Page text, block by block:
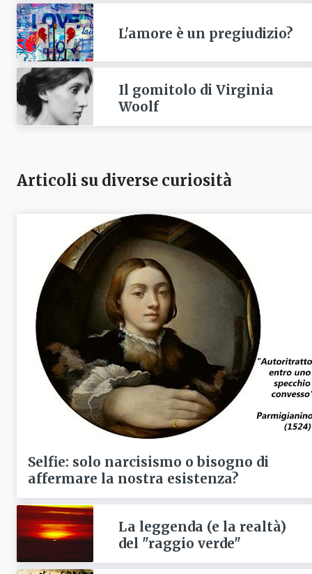
L'amore è un pregiudizio?
Il gomitolo di Virginia
Woolf
Articoli su diverse curiosità
Selfie: solo narcisismo o bisogno di
affermare la nostra esistenza?
La leggenda (e la realtà)
del "raggio verde"